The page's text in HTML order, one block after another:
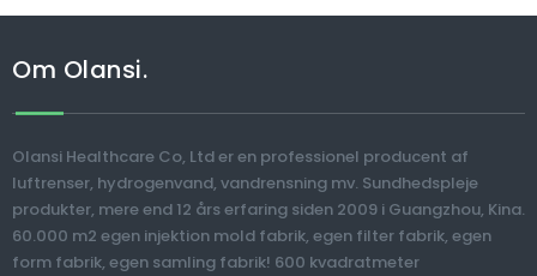
Om Olansi.
Olansi Healthcare Co, Ltd er en professionel producent af
luftrenser, hydrogenvand, vandrensning mv. Sundhedspleje
produkter, mere end 12 års erfaring siden 2009 i Guangzhou, Kina.
60.000 m2 egen injektion mold fabrik, egen filter fabrik, egen
form fabrik, egen samling fabrik! 600 kvadratmeter